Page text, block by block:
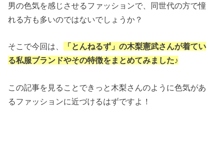
男の色気を感じさせるファッションで、同世代の方で憧
れる方も多いのではないでしょうか？
そこで今回は、
「とんねるず」の木梨憲武さんが着てい
る私服ブランドやその特徴をまとめてみました♪
この記事を見ることできっと木梨さんのように色気があ
るファッションに近づけるはずですよ！